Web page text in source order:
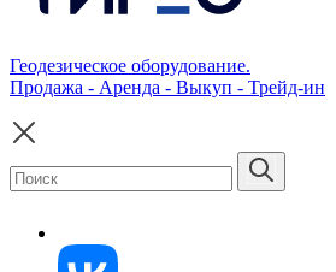
Геодезическое оборудование.
Продажа - Аренда - Выкуп - Трейд-ин